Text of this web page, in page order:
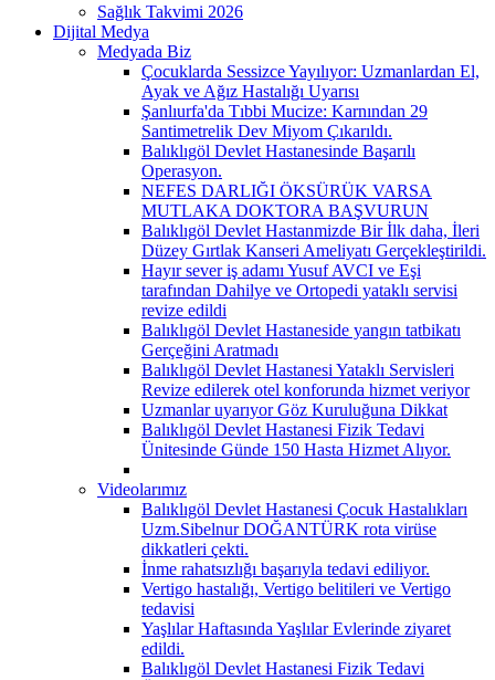
Sağlık Takvimi 2026
Dijital Medya
Medyada Biz
Çocuklarda Sessizce Yayılıyor: Uzmanlardan El,
Ayak ve Ağız Hastalığı Uyarısı
Şanlıurfa'da Tıbbi Mucize: Karnından 29
Santimetrelik Dev Miyom Çıkarıldı.
Balıklıgöl Devlet Hastanesinde Başarılı
Operasyon.
NEFES DARLIĞI ÖKSÜRÜK VARSA
MUTLAKA DOKTORA BAŞVURUN
Balıklıgöl Devlet Hastanmizde Bir İlk daha, İleri
Düzey Gırtlak Kanseri Ameliyatı Gerçekleştirildi.
Hayır sever iş adamı Yusuf AVCI ve Eşi
tarafından Dahilye ve Ortopedi yataklı servisi
revize edildi
Balıklıgöl Devlet Hastaneside yangın tatbikatı
Gerçeğini Aratmadı
Balıklıgöl Devlet Hastanesi Yataklı Servisleri
Revize edilerek otel konforunda hizmet veriyor
Uzmanlar uyarıyor Göz Kuruluğuna Dikkat
Balıklıgöl Devlet Hastanesi Fizik Tedavi
Ünitesinde Günde 150 Hasta Hizmet Alıyor.
Videolarımız
Balıklıgöl Devlet Hastanesi Çocuk Hastalıkları
Uzm.Sibelnur DOĞANTÜRK rota virüse
dikkatleri çekti.
İnme rahatsızlığı başarıyla tedavi ediliyor.
Vertigo hastalığı, Vertigo belitileri ve Vertigo
tedavisi
Yaşlılar Haftasında Yaşlılar Evlerinde ziyaret
edildi.
Balıklıgöl Devlet Hastanesi Fizik Tedavi